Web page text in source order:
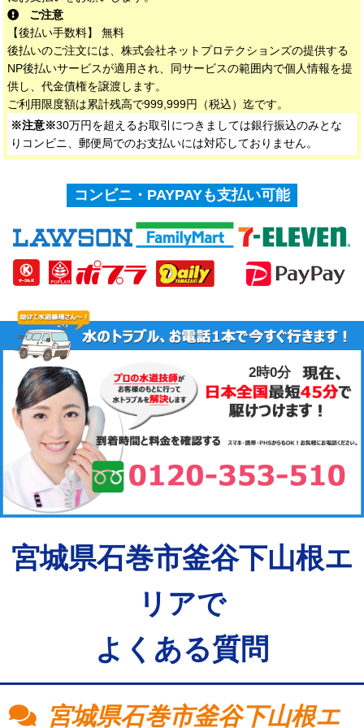
ご注意
【後払い手数料】 無料
後払いのご注文には、株式会社ネットプロテクションズの提供する
NP後払いサービスが適用され、同サービスの範囲内で個人情報を提
供し、代金債権を譲渡します。
ご利用限度額は累計残高で999,999円（税込）迄です。
※注意※30万円を超えるお取引につきましては銀行振込のみとな
りコンビニ、郵便局でのお支払いには対応しておりません。
コンビニ・PAYPAYも支払い可能
2時0分
宮城県石巻市釜谷下山根エ
リアで
よくある質問
宮城県石巻市釜谷下山根エ